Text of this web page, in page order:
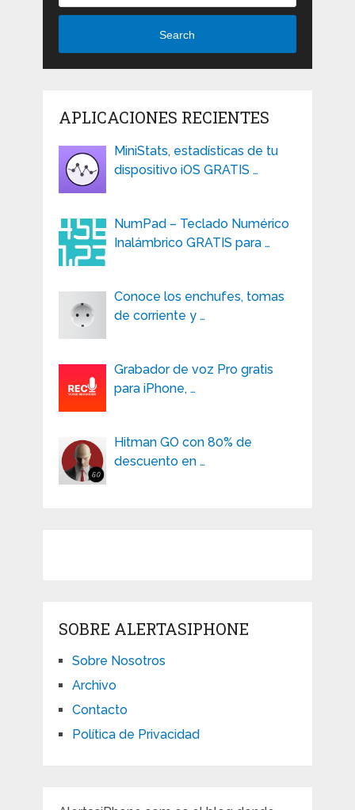
Search
APLICACIONES RECIENTES
MiniStats, estadísticas de tu
dispositivo iOS GRATIS …
NumPad – Teclado Numérico
Inalámbrico GRATIS para …
Conoce los enchufes, tomas
de corriente y …
Grabador de voz Pro gratis
para iPhone, …
Hitman GO con 80% de
descuento en …
SOBRE ALERTASIPHONE
Sobre Nosotros
Archivo
Contacto
Política de Privacidad